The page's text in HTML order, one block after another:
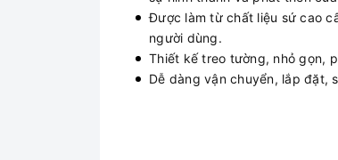
Được làm từ chất liệu sứ cao
người dùng.
Thiết kế treo tường, nhỏ gọn,
Dễ dàng vận chuyển, lắp đặt,